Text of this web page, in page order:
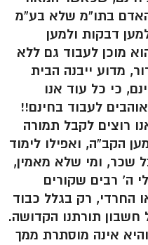
בתו”מ שלא בע”מ
דבקות ולמען
מוכן לעבוד גם ללא
מדוע ייבנה הבית
כי כל עוד אנו
לעבוד בחינם!!
רוצים לקבל תמורה
הקב”ה, ואפילו לימוד
שכר, ומי שלא מאמין,
ה’ רבים שקורים
החרדי, רק בגלל כבוד
חשבון תורתנו הקדושה.
אינה מוסתרת ממך